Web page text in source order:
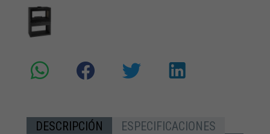
DESCRIPCIÓN ESPECIFICACIONES